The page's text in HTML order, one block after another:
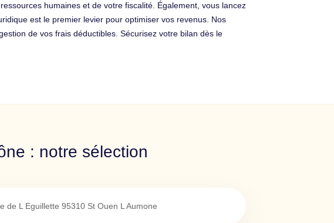
humaines et de votre fiscalité. Également, vous lancez
est le premier levier pour optimiser vos revenus. Nos
de vos frais déductibles. Sécurisez votre bilan dès le
: notre sélection
de L Eguillette 95310 St Ouen L Aumone